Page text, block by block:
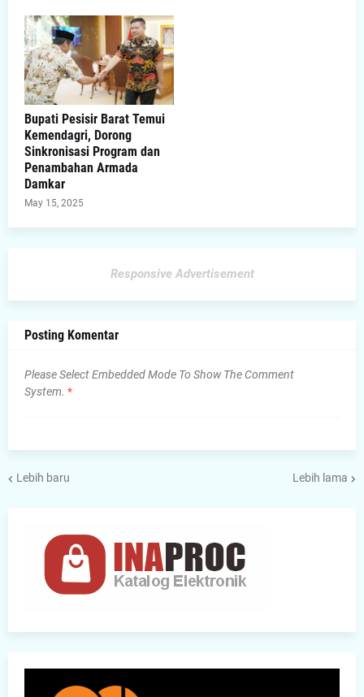
Bupati Pesisir Barat Temui
Kemendagri, Dorong
Sinkronisasi Program dan
Penambahan Armada
Damkar
May 15, 2025
Responsive Advertisement
Posting Komentar
Please Select Embedded Mode To Show The Comment
System. *
Lebih baru Lebih lama